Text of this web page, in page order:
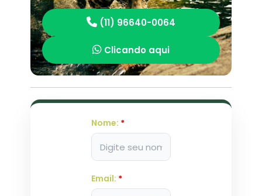
(11) 96640-0064
Clicando aqui
Nome: *
Email: *